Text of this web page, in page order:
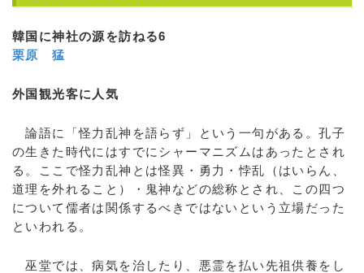
韓国に神社の源を訪ねる6
栗原 猛
外国観光客に人気
論語に「怪力乱神を語らず」という一句がある。孔子
の生きた時代にはすでにシャーマニズムはあったとされ
る。ここで怪力乱神とは怪異・勇力・悖乱（はいらん、
道理を外れること）・鬼神などの総称とされ、この四つ
について儒者は関係するべきではないという立場だった
といわれる。
巫堂では、病気を治したり、悪霊を払い先祖供養をし